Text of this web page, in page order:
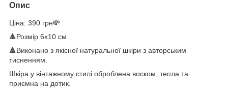
Опис
Ціна: 390 грн💸
🔺Розмір 6х10 см
🔺Виконано з якісної натуральної шкіри з авторським
тисненням.
Шкіра у вінтажному стилі оброблена воском, тепла та
приємна на дотик.